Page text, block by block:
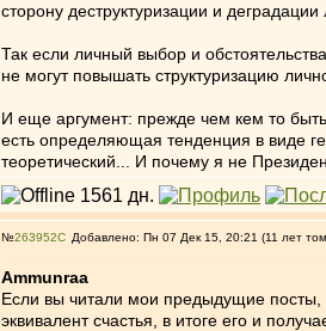
сторону деструктуризации и
Так если личный выбор и
не могут повышать структуризацию
И еще аргумент: прежде чем кем то
есть определяющая тенденция в виде
теоретический... И почему я не
№263952 Добавлено: Пн 07 Дек 15, 20:21 (11 лет
Ammunraa
Если вы читали мои предыдущие посты,
эквивалент счастья, в итоге его и